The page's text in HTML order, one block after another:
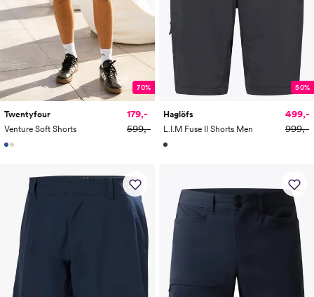
70%
Twentyfour
Venture Soft Shorts
179,-
599,-
50%
Haglöfs
L.I.M Fuse II Shorts Men
499,-
999,-